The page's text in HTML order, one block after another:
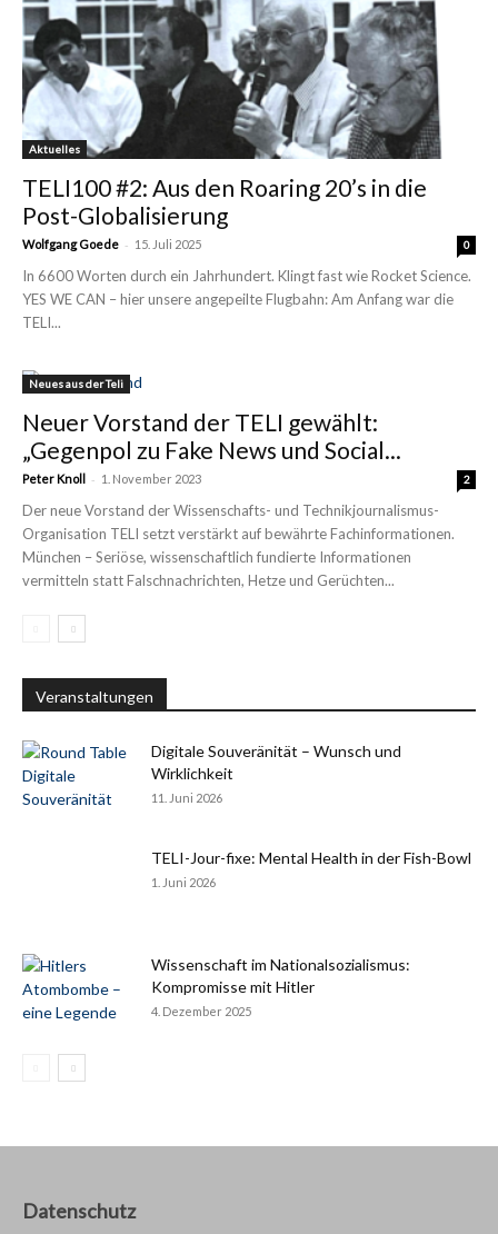
Aktuelles
TELI100 #2: Aus den Roaring 20’s in die
Post-Globalisierung
Wolfgang Goede - 15. Juli 2025 0
In 6600 Worten durch ein Jahrhundert. Klingt fast wie Rocket Science.
YES WE CAN – hier unsere angepeilte Flugbahn: Am Anfang war die
TELI...
Neues aus der Teli
Neuer Vorstand der TELI gewählt:
„Gegenpol zu Fake News und Social...
Peter Knoll - 1. November 2023 2
Der neue Vorstand der Wissenschafts- und Technikjournalismus-
Organisation TELI setzt verstärkt auf bewährte Fachinformationen.
München – Seriöse, wissenschaftlich fundierte Informationen
vermitteln statt Falschnachrichten, Hetze und Gerüchten...
Veranstaltungen
Digitale Souveränität – Wunsch und
Wirklichkeit
11. Juni 2026
TELI-Jour-fixe: Mental Health in der Fish-Bowl
1. Juni 2026
Wissenschaft im Nationalsozialismus:
Kompromisse mit Hitler
4. Dezember 2025
Datenschutz